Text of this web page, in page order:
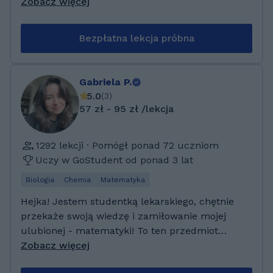
rodzicem). Moja boczną ścieżką życia od
uczę:) Aktualnie jestem na I stopniu Inżynierii
Środowiska ze specjalnością: Ciepłownictwo,
ogrzewnictwo, wentylacja i klimatyzacja na
Politechnice Krakowskiej. Ukończyłam Liceum
Ogólnokształcące im. Seweryna
Goszczyńskiego w Nowym Targu na profilu
matematyczno-informatycznym.
Bezpłatna lekcja próbna
Gabriela P.
5.0(3)
57 zł - 95 zł /lekcja
1292 lekcji · Pomógł ponad 72 uczniom
Uczy w GoStudent od ponad 3 lat
Biologia Chemia Matematyka
Hejka! Jestem studentką lekarskiego, chętnie
przekaże swoją wiedzę i zamiłowanie mojej
ulubionej - matematyki! To ten przedmiot
skradł moje serce, a przede wszystkim
Zobacz więcej